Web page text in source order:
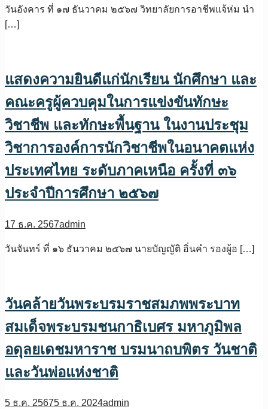
วันอังคาร ที่ ๑๗ ธันวาคม ๒๕๖๗ วิทยาลัยการอาชีพแจ้ห่ม นำ
[…]
แสดงความยินดีแก่นักเรียน นักศึกษา และ
คณะครูผู้ควบคุมในการแข่งขันทักษะ
วิชาชีพ และทักษะพื้นฐาน ในงานประชุม
วิชาการองค์การนักวิชาชีพในอนาคตแห่ง
ประเทศไทย ระดับภาคเหนือ ครั้งที่ ๓๖
ประจำปีการศึกษา ๒๕๖๗
17 ธ.ค. 2567admin
วันจันทร์ ที่ ๑๖ ธันวาคม ๒๕๖๗ นายบัญญัติ อิ่นคำ รองผู้อ […]
วันคล้ายวันพระบรมราชสมภพพระบาท
สมเด็จพระบรมชนกาธิเบศร มหาภูมิพล
อดุลยเดชมหาราช บรมนาถบพิตร วันชาติ
และวันพ่อแห่งชาติ
5 ธ.ค. 25675 ธ.ค. 2024admin